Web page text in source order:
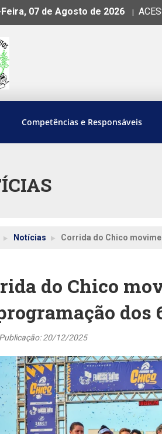
07 de Agosto de 2026 |
Competências e Responsáveis
Notícias Corrida do Chico
do Chico
20/12/2025